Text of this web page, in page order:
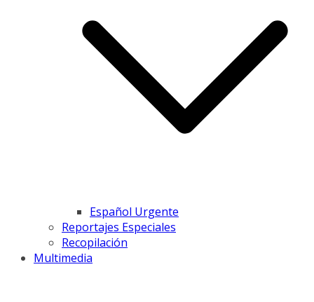
Español Urgente
Reportajes Especiales
Recopilación
Multimedia